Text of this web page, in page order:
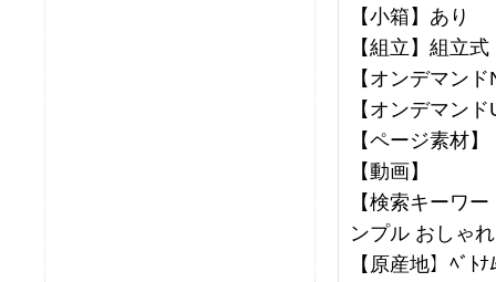
【小箱】あり
【組立】組立式
【オンデマン
【オンデマン
【ページ素材】
【動画】
【検索キーワ
ンプル おしゃ
【原産地】ﾍﾞ